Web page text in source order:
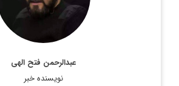
عبدالرحمن فتح الهی
نویسنده خبر
اطلاعات بیشتر